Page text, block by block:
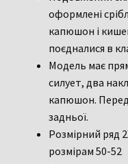
оформлені
капюшон і
поєдналися в
Модель має
силует, два
капюшон.
задньої.
Розмірний ряд
розмірам 50-52